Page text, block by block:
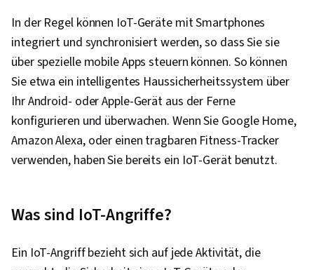
In der Regel können IoT-Geräte mit Smartphones
integriert und synchronisiert werden, so dass Sie sie
über spezielle mobile Apps steuern können. So können
Sie etwa ein intelligentes Haussicherheitssystem über
Ihr Android- oder Apple-Gerät aus der Ferne
konfigurieren und überwachen. Wenn Sie Google Home,
Amazon Alexa, oder einen tragbaren Fitness-Tracker
verwenden, haben Sie bereits ein IoT-Gerät benutzt.
Was sind IoT-Angriffe?
Ein IoT-Angriff bezieht sich auf jede Aktivität, die